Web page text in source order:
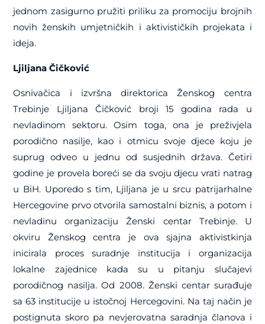
jednom zasigurno pružiti priliku za promociju brojnih
novih ženskih umjetničkih i aktivističkih projekata i
ideja.
Ljiljana Čičković
Osnivačica i izvršna direktorica Ženskog centra
Trebinje Ljiljana Čičković broji 15 godina rada u
nevladinom sektoru. Osim toga, ona je preživjela
porodično nasilje, kao i otmicu svoje djece koju je
suprug odveo u jednu od susjednih država. Četiri
godine je provela boreći se da svoju djecu vrati natrag
u BiH. Uporedo s tim, Ljiljana je u srcu patrijarhalne
Hercegovine prvo otvorila samostalni biznis, a potom i
nevladinu organizaciju Ženski centar Trebinje. U
okviru Ženskog centra je ova sjajna aktivistkinja
inicirala proces suradnje institucija i organizacija
lokalne zajednice kada su u pitanju slučajevi
porodičnog nasilja. Od 2008. Ženski centar surađuje
sa 63 institucije u istočnoj Hercegovini. Na taj način je
postignuta skoro pa nevjerovatna saradnja članova i